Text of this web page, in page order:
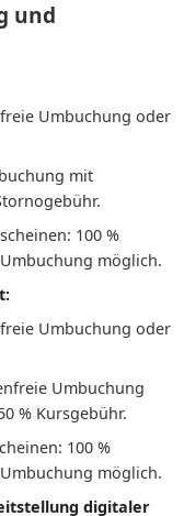
und
Umbuchung oder
mit
100 %
möglich.
Umbuchung oder
Umbuchung
% Kursgebühr.
100 %
möglich.
digitaler